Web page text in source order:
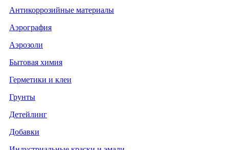
Антикоррозийные материалы
Аэрография
Аэрозоли
Бытовая химия
Герметики и клеи
Грунты
Детейлинг
Добавки